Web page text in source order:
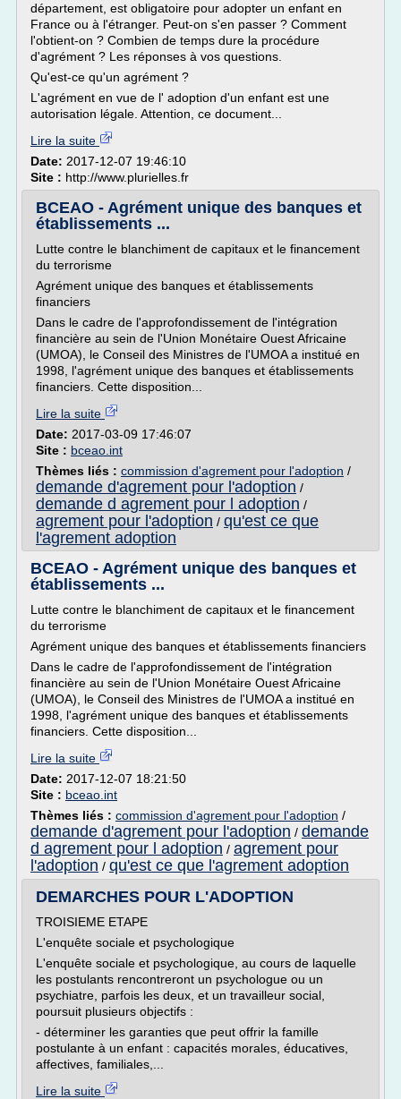
département, est obligatoire pour adopter un enfant en
France ou à l'étranger. Peut-on s'en passer ? Comment
l'obtient-on ? Combien de temps dure la procédure
d'agrément ? Les réponses à vos questions.
Qu'est-ce qu'un agrément ?
L'agrément en vue de l' adoption d'un enfant est une
autorisation légale. Attention, ce document...
Lire la suite
Date: 2017-12-07 19:46:10
Site : http://www.plurielles.fr
BCEAO - Agrément unique des banques et
établissements ...
Lutte contre le blanchiment de capitaux et le financement
du terrorisme
Agrément unique des banques et établissements
financiers
Dans le cadre de l'approfondissement de l'intégration
financière au sein de l'Union Monétaire Ouest Africaine
(UMOA), le Conseil des Ministres de l'UMOA a institué en
1998, l'agrément unique des banques et établissements
financiers. Cette disposition...
Lire la suite
Date: 2017-03-09 17:46:07
Site : bceao.int
Thèmes liés : commission d'agrement pour l'adoption /
demande d'agrement pour l'adoption /
demande d agrement pour l adoption /
agrement pour l'adoption / qu'est ce que
l'agrement adoption
BCEAO - Agrément unique des banques et
établissements ...
Lutte contre le blanchiment de capitaux et le financement
du terrorisme
Agrément unique des banques et établissements financiers
Dans le cadre de l'approfondissement de l'intégration
financière au sein de l'Union Monétaire Ouest Africaine
(UMOA), le Conseil des Ministres de l'UMOA a institué en
1998, l'agrément unique des banques et établissements
financiers. Cette disposition...
Lire la suite
Date: 2017-12-07 18:21:50
Site : bceao.int
Thèmes liés : commission d'agrement pour l'adoption /
demande d'agrement pour l'adoption / demande
d agrement pour l adoption / agrement pour
l'adoption / qu'est ce que l'agrement adoption
DEMARCHES POUR L'ADOPTION
TROISIEME ETAPE
L'enquête sociale et psychologique
L'enquête sociale et psychologique, au cours de laquelle
les postulants rencontreront un psychologue ou un
psychiatre, parfois les deux, et un travailleur social,
poursuit plusieurs objectifs :
- déterminer les garanties que peut offrir la famille
postulante à un enfant : capacités morales, éducatives,
affectives, familiales,...
Lire la suite